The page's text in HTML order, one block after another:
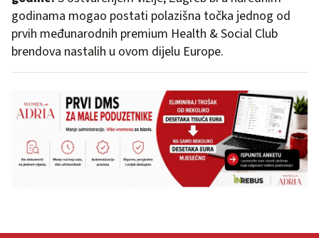
godinama mogao postati polazišna točka jednog od
prvih međunarodnih premium Health & Social Club
brendova nastalih u ovom dijelu Europe.